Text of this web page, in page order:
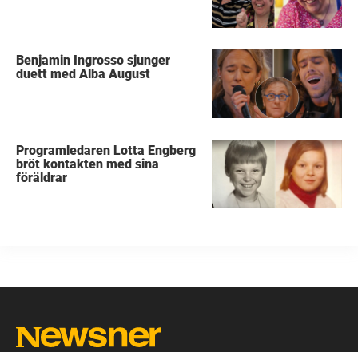
Benjamin Ingrosso sjunger
duett med Alba August
Programledaren Lotta Engberg
bröt kontakten med sina
föräldrar